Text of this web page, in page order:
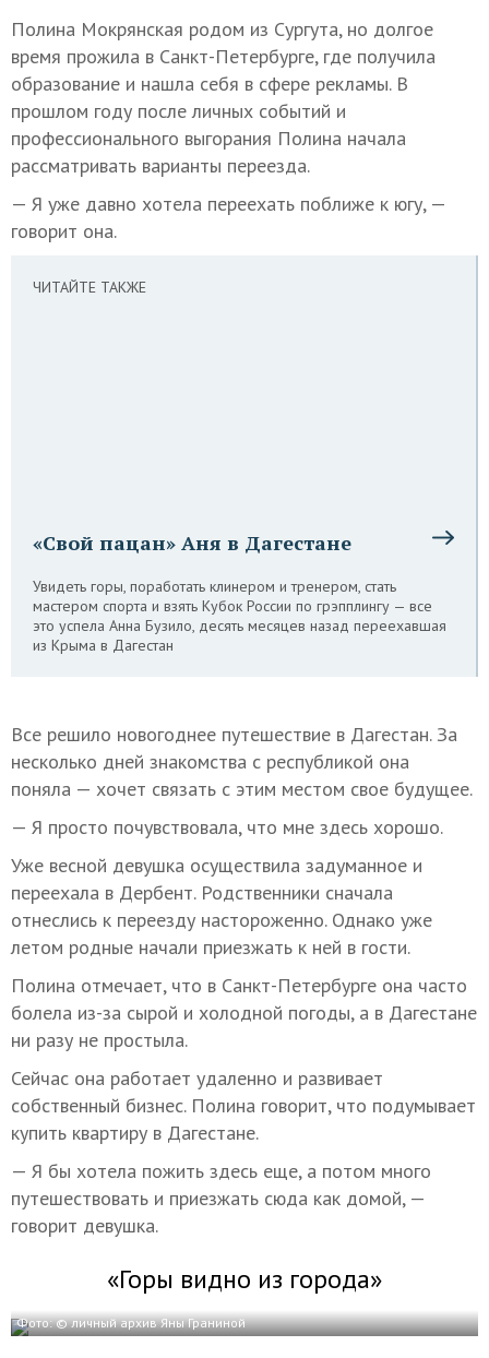
Полина Мокрянская родом из Сургута, но долгое
время прожила в Санкт-Петербурге, где получила
образование и нашла себя в сфере рекламы. В
прошлом году после личных событий и
профессионального выгорания Полина начала
рассматривать варианты переезда.
— Я уже давно хотела переехать поближе к югу, —
говорит она.
ЧИТАЙТЕ ТАКЖЕ
«Свой пацан» Аня в Дагестане
Увидеть горы, поработать клинером и тренером, стать
мастером спорта и взять Кубок России по грэпплингу — все
это успела Анна Бузило, десять месяцев назад переехавшая
из Крыма в Дагестан
Все решило новогоднее путешествие в Дагестан. За
несколько дней знакомства с республикой она
поняла — хочет связать с этим местом свое будущее.
— Я просто почувствовала, что мне здесь хорошо.
Уже весной девушка осуществила задуманное и
переехала в Дербент. Родственники сначала
отнеслись к переезду настороженно. Однако уже
летом родные начали приезжать к ней в гости.
Полина отмечает, что в Санкт-Петербурге она часто
болела из-за сырой и холодной погоды, а в Дагестане
ни разу не простыла.
Сейчас она работает удаленно и развивает
собственный бизнес. Полина говорит, что подумывает
купить квартиру в Дагестане.
— Я бы хотела пожить здесь еще, а потом много
путешествовать и приезжать сюда как домой, —
говорит девушка.
«Горы видно из города»
Фото: © личный архив Яны Граниной